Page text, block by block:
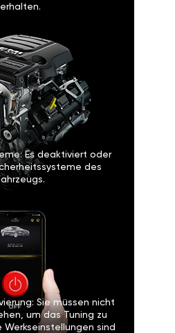
erhalten.
Es deaktiviert oder
des
Sie müssen nicht
um das Tuning zu
Werkseinstellungen sind